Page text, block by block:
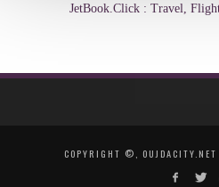
JetBook.Click : Travel,
COPYRIGHT ©,